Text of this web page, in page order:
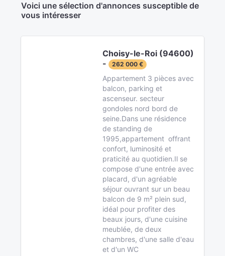
Voici une sélection d'annonces susceptible de
vous intéresser
Choisy-le-Roi (94600)
-
262 000 €
Appartement 3 pièces avec
balcon, parking et
ascenseur. secteur
gondoles nord bord de
seine.Dans une résidence
de standing de
1995,appartement offrant
confort, luminosité et
praticité au quotidien.Il se
compose d'une entrée avec
placard, d'un agréable
séjour ouvrant sur un beau
balcon de 9 m² plein sud,
idéal pour profiter des
beaux jours, d'une cuisine
meublée, de deux
chambres, d'une salle d'eau
et d'un WC